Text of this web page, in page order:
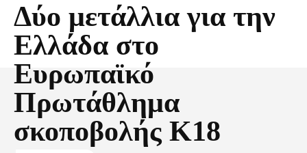
Δύο μετάλλια για την
Ελλάδα στο
Ευρωπαϊκό
Πρωτάθλημα
σκοποβολής Κ18